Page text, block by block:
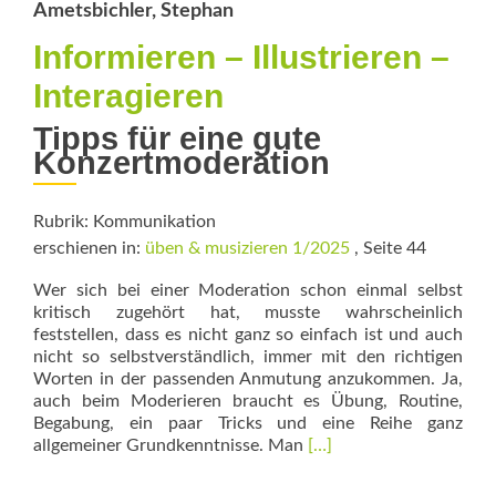
Ametsbichler, Stephan
Informieren – Illustrieren –
Interagieren
Tipps für eine gute
Konzertmoderation
Rubrik: Kommunikation
erschienen in: üben & musizieren 1/2025 , Seite 44
Wer sich bei einer Moderation schon einmal selbst
kritisch zugehört hat, musste wahrscheinlich
feststellen, dass es nicht ganz so einfach ist und auch
nicht so selbstverständlich, immer mit den richtigen
Worten in der passenden Anmutung anzukommen. Ja,
auch beim Moderieren braucht es Übung, Routine,
Begabung, ein paar Tricks und eine Reihe ganz
allgemeiner Grundkenntnisse. Man Read
[…]